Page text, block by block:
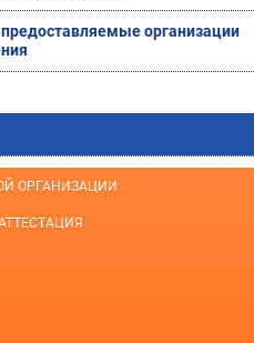
организации
ОРГАНИЗАЦИИ